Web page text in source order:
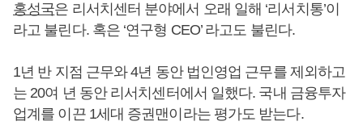
홍성국은 리서치센터 분야에서 오래 일해 ‘리서치통’이
라고 불린다. 혹은 ‘연구형 CEO’ 라고도 불린다.
1년 반 지점 근무와 4년 동안 법인영업 근무를 제외하고
는 20여 년 동안 리서치센터에서 일했다. 국내 금융투자
업계를 이끈 1세대 증권맨이라는 평가도 받는다.